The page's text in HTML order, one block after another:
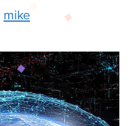
mike